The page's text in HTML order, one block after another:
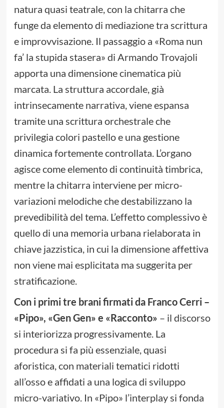
natura quasi teatrale, con la chitarra che
funge da elemento di mediazione tra scrittura
e improvvisazione. Il passaggio a «Roma nun
fa’ la stupida stasera» di Armando Trovajoli
apporta una dimensione cinematica più
marcata. La struttura accordale, già
intrinsecamente narrativa, viene espansa
tramite una scrittura orchestrale che
privilegia colori pastello e una gestione
dinamica fortemente controllata. L’organo
agisce come elemento di continuità timbrica,
mentre la chitarra interviene per micro-
variazioni melodiche che destabilizzano la
prevedibilità del tema. L’effetto complessivo è
quello di una memoria urbana rielaborata in
chiave jazzistica, in cui la dimensione affettiva
non viene mai esplicitata ma suggerita per
stratificazione.
Con i primi tre brani firmati da Franco Cerri –
«Pipo», «Gen Gen» e «Racconto» – il discorso
si interiorizza progressivamente. La
procedura si fa più essenziale, quasi
aforistica, con materiali tematici ridotti
all’osso e affidati a una logica di sviluppo
micro-variativo. In «Pipo» l’interplay si fonda